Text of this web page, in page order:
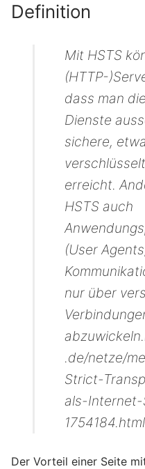
Definition
Mit HSTS
(HTTP-
dass man
Dienste
sichere,
erreicht.
HSTS auch
(User
nur über
.de/netze/
Strict-
als-
1754184.html
Der Vorteil einer Seite